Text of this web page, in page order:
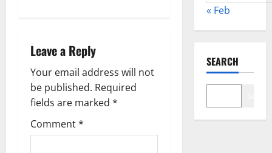
g
a
t
i
Leave a Reply
Your email address will not
be published. Required
fields are marked *
Comment*
« Feb
SEARCH